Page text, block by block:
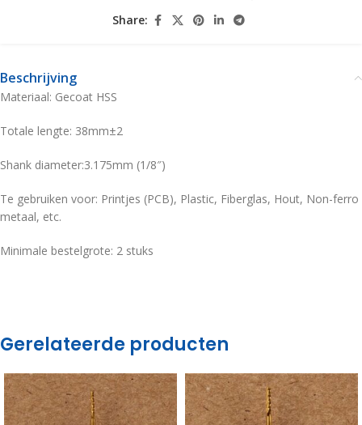
Share:
Beschrijving
Materiaal: Gecoat HSS
Totale lengte: 38mm±2
Shank diameter:3.175mm (1/8″)
Te gebruiken voor: Printjes (PCB), Plastic, Fiberglas, Hout, Non-ferro
metaal, etc.
Minimale bestelgrote: 2 stuks
Gerelateerde producten